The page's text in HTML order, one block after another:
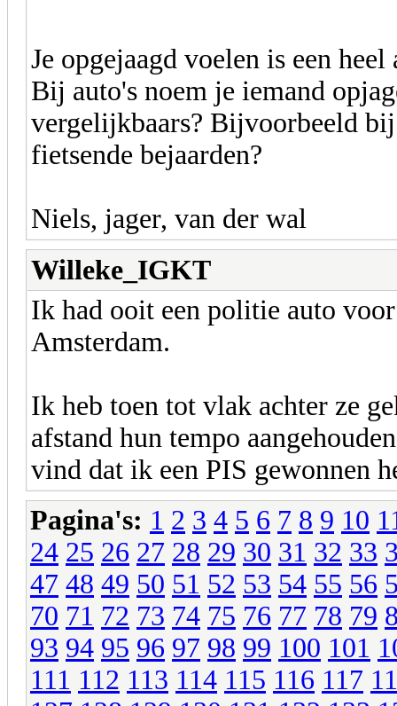
Je opgejaagd voelen is een
Bij auto's noem je iemand
vergelijkbaars? Bijvoorbeeld
fietsende bejaarden?
Niels, jager, van der wal
Willeke_IGKT
Ik had ooit een politie auto
Amsterdam.
Ik heb toen tot vlak achter ze
afstand hun tempo
vind dat ik een PIS gewonnen
Pagina's: 1 2 3 4 5 6 7 8 9 10
24 25 26 27 28 29 30 31 32 33
47 48 49 50 51 52 53 54 55 56
70 71 72 73 74 75 76 77 78 79
93 94 95 96 97 98 99 100 101
111 112 113 114 115 116 117